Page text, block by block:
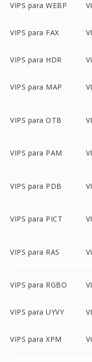
VIPS para WEBP
VIPS para FAX
VIPS para HDR
VIPS para MAP
VIPS para OTB
VIPS para PAM
VIPS para PDB
VIPS para PICT
VIPS para RAS
VIPS para RGBO
VIPS para UYVY
VIPS para XPM